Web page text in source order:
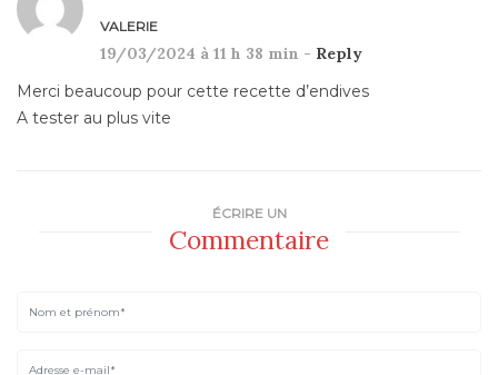
VALERIE
19/03/2024 à 11 h 38 min - Reply
Merci beaucoup pour cette recette d’endives
A tester au plus vite
ÉCRIRE UN
Commentaire